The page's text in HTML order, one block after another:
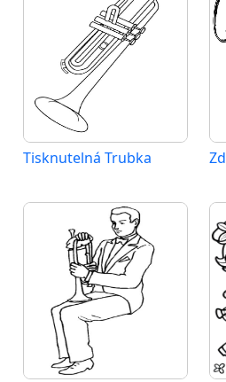
Tisknutelná Trubka